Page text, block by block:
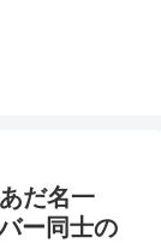
だ名一
ー同士の